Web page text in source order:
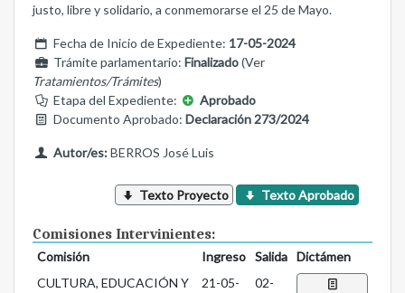
justo, libre y solidario, a conmemorarse el 25 de Mayo.
Fecha de Inicio de Expediente: 17-05-2024
Trámite parlamentario: Finalizado(Ver
Tratamientos/Trámites)
Etapa del Expediente:
Aprobado
Documento Aprobado: Declaración 273/2024
Autor/es:BERROS José Luis
Texto Proyecto Texto Aprobado
Comisiones Intervinientes:
Comisión Ingreso Salida
Dictámen
CULTURA, EDUCACIÓN Y
21-05-
02-